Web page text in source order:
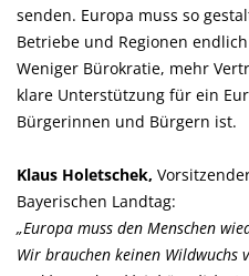
senden. Europa muss so
Betriebe und Regionen
Weniger Bürokratie, mehr
klare Unterstützung für ein
Bürgerinnen und Bürgern ist.
Klaus Holetschek,
Bayerischen Landtag:
Europa muss den Menschen
Wir brauchen keinen Wildwuchs